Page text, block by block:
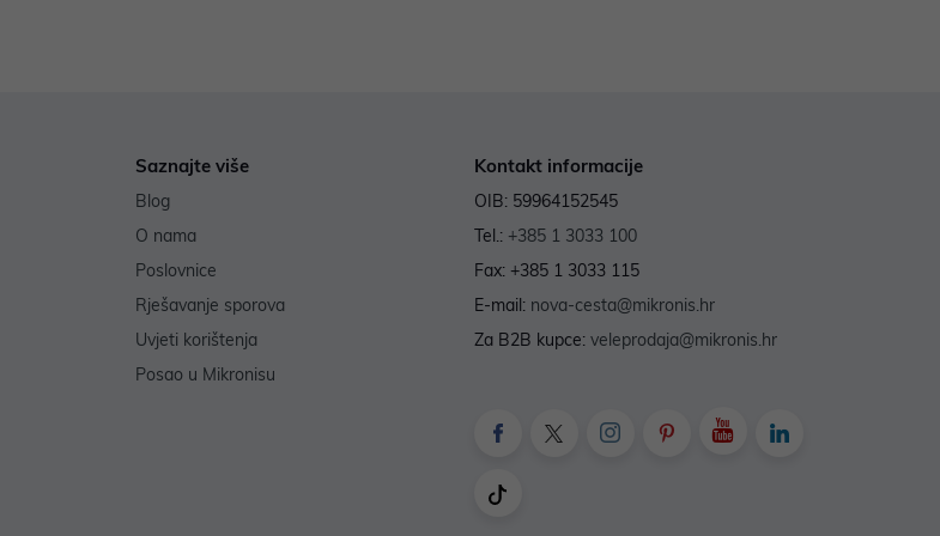
Saznajte više
Blog
O nama
Poslovnice
Rješavanje sporova
Uvjeti korištenja
Posao u Mikronisu
Kontakt informacije
OIB: 59964152545
Tel.: +385 1 3033 100
Fax: +385 1 3033 115
E-mail: nova-cesta@mikronis.hr
Za B2B kupce: veleprodaja@mikronis.hr